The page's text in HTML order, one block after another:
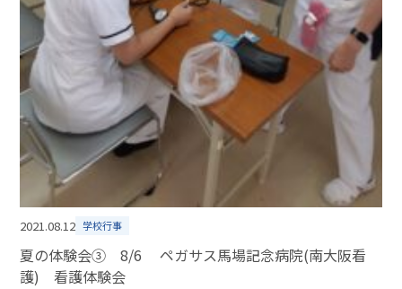
2021.08.12 学校行事
夏の体験会③ 8/6 ペガサス馬場記念病院(南大阪看
護) 看護体験会